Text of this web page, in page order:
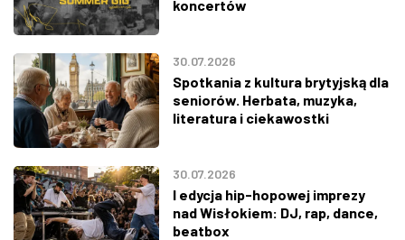
koncertów
30.07.2026
Spotkania z kultura brytyjską dla
seniorów. Herbata, muzyka,
literatura i ciekawostki
30.07.2026
I edycja hip-hopowej imprezy
nad Wisłokiem: DJ, rap, dance,
beatbox